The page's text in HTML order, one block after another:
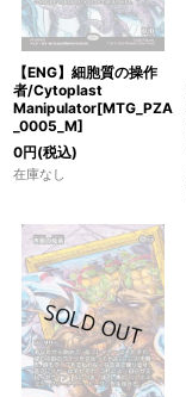
【ENG】細胞質の操作
者/Cytoplast
Manipulator[MTG_PZA
_0005_M]
0円(税込)
在庫なし